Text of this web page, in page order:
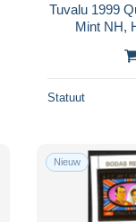
Tuvalu 1999
Mint NH,
Statuut
Nieuw